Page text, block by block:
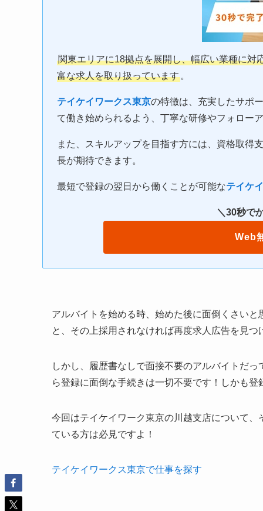
関東エリアに18拠点を展開し、幅広い業種に対
富な求人を取り扱っています 。
テイケイワークス東京の特徴は、充実したサポ
て働き始められるよう、丁寧な研修やフォロー
また、スキルアップを目指す方には、資格取得
長が期待できます。
最短で登録の翌日から働くことが可能なテイケ
＼30秒で
Web
アルバイトを始める時、始めた後に面倒くさい
と、その上採用されなければ再度求人広告を見
しかし、履歴書なしで面接不要のアルバイトだ
ら登録に面倒な手続きは一切不要です！しかも
今回はテイケイワーク東京の川越支店について
ている方は必見ですよ！
テイケイワークス東京で仕事を探す